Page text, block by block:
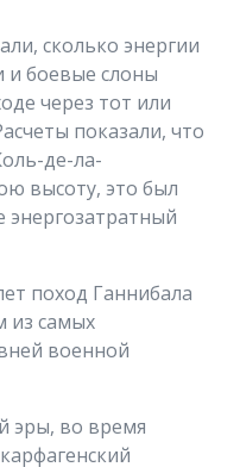
сколько энергии
и боевые слоны
через тот или
показали, что
де-ла-
высоту, это был
поход Ганнибала
из самых
военной
эры, во время